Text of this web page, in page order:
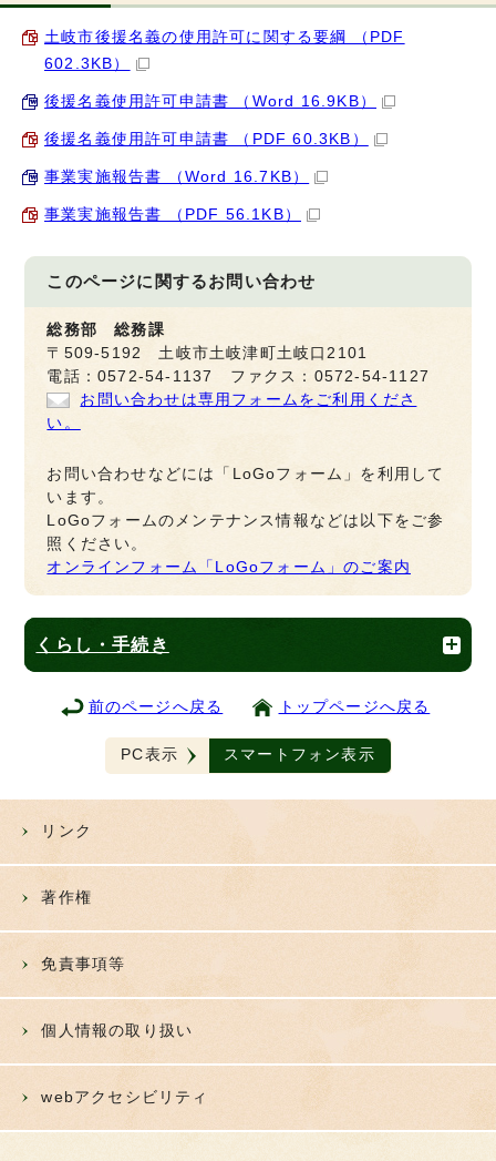
土岐市後援名義の使用許可に関する要綱 （PDF
602.3KB）
後援名義使用許可申請書 （Word 16.9KB）
後援名義使用許可申請書 （PDF 60.3KB）
事業実施報告書 （Word 16.7KB）
事業実施報告書 （PDF 56.1KB）
このページに関するお問い合わせ
総務部 総務課
〒509-5192 土岐市土岐津町土岐口2101
電話：0572-54-1137 ファクス：0572-54-1127
お問い合わせは専用フォームをご利用くださ
い。
お問い合わせなどには「LoGoフォーム」を利用して
います。
LoGoフォームのメンテナンス情報などは以下をご参
照ください。
オンラインフォーム「LoGoフォーム」のご案内
くらし・手続き
前のページへ戻る トップページへ戻る
PC表示 スマートフォン表示
リンク
著作権
免責事項等
個人情報の取り扱い
webアクセシビリティ